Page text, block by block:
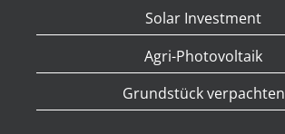
Solar Investment
Agri-Photovoltaik
Grundstück verpachten